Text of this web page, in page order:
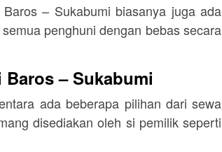
– Sukabumi biasanya juga ada
penghuni dengan bebas secara
– Sukabumi
ada beberapa pilihan dari sewa
disediakan oleh si pemilik seperti